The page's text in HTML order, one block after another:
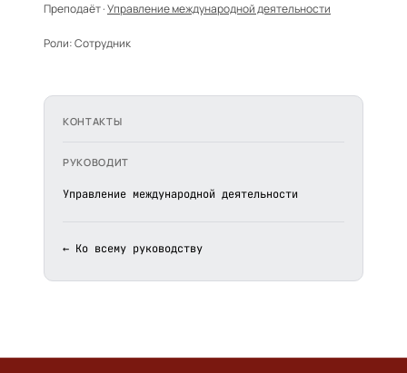
Преподаёт ·Управление международной деятельности
Роли:Сотрудник
КОНТАКТЫ
РУКОВОДИТ
Управление международной деятельности
← Ко всему руководству